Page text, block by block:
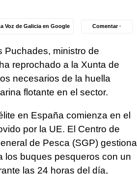
Voz de Galicia en Google Comentar ·
Puchades, ministro de
reprochado a la Xunta de
necesarios de la huella
flotante en el sector.
en España comienza en el
por la UE. El Centro de
de Pesca (SGP) gestiona
los buques pesqueros con un
las 24 horas del día,